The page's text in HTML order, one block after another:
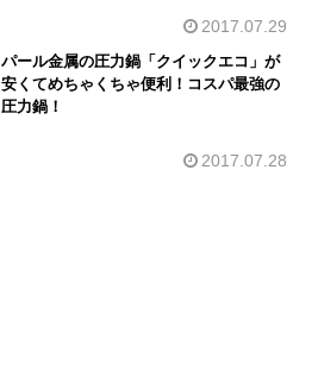
2017.07.29
パール金属の圧力鍋「クイックエコ」が
安くてめちゃくちゃ便利！コスパ最強の
圧力鍋！
2017.07.28